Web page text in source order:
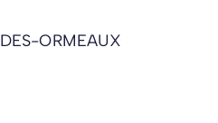
ORMEAUX